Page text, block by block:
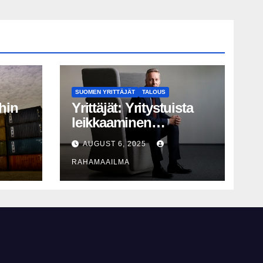
SUOMEN YRITTÄJÄT TALOUS
Yrittäjät: Yritystuista
leikkaaminen
perusteltua, T&K-
leikkaukset
lyhytnäköistä
kasvupolitiikkaa
AUGUST 6, 2025
RAHAMAAILMA